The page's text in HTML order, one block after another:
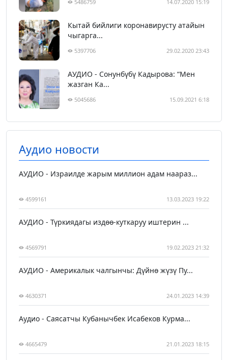
5486759 14.07.2020 15:19
Кытай бийлиги коронавирусту атайын
чыгарга...
5397706 29.02.2020 23:43
АУДИО - Сонунбүбү Кадырова: “Мен
жазган Ка...
5045686 15.09.2021 6:18
Аудио новости
АУДИО - Израилде жарым миллион адам наараз...
4599161 13.03.2023 19:22
АУДИО - Түркиядагы издөө-куткаруу иштерин ...
4569791 19.02.2023 21:32
АУДИО - Америкалык чалгынчы: Дүйнө жүзү Пу...
4630371 24.01.2023 14:39
Аудио - Саясатчы Кубанычбек Исабеков Курма...
4665479 21.01.2023 18:15